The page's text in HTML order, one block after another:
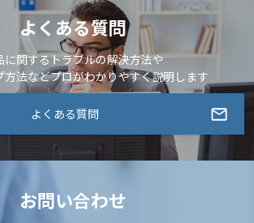
よくある質問
に関するトラブルの解決方法や
方法などプロがわかりやすく説明します
よくある質問
お問い合わせ